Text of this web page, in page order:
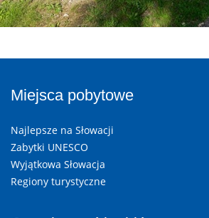
Miejsca pobytowe
Najlepsze na Słowacji
Zabytki UNESCO
Wyjątkowa Słowacja
Regiony turystyczne